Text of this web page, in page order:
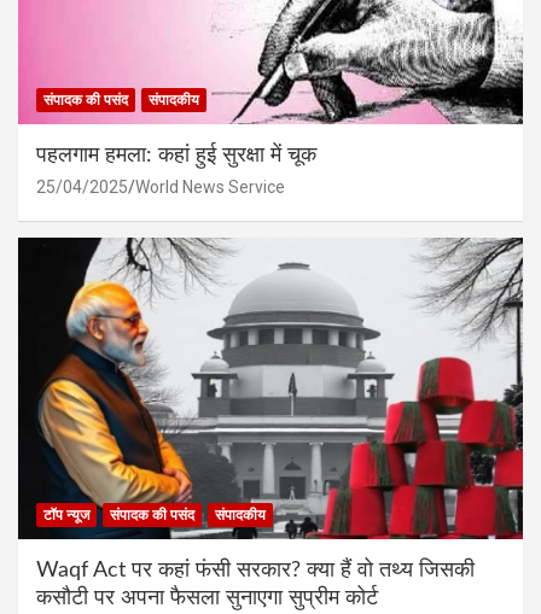
संपादक की पसंद संपादकीय
पहलगाम हमला: कहां हुई सुरक्षा में चूक
25/04/2025 World News Service
टॉप न्यूज संपादक की पसंद संपादकीय
Waqf Act पर कहां फंसी सरकार? क्या हैं वो तथ्य जिसकी
कसौटी पर अपना फैसला सुनाएगा सुप्रीम कोर्ट